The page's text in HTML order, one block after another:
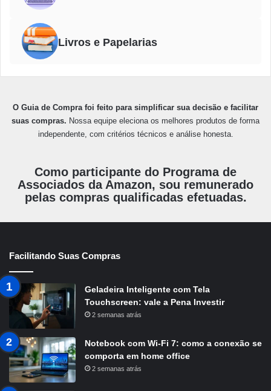
Livros e Papelarias
O Guia de Compra foi feito para simplificar sua decisão e facilitar
suas compras. Nossa equipe eleciona os melhores produtos de forma
independente, com critérios técnicos e análise honesta.
Como participante do Programa de
Associados da Amazon, sou remunerado
pelas compras qualificadas efetuadas.
Facilitando Suas Compras
Geladeira Inteligente com Tela
Touchscreen: vale a Pena Investir
2 semanas atrás
Notebook com Wi-Fi 7: como a conexão se
comporta em home office
2 semanas atrás